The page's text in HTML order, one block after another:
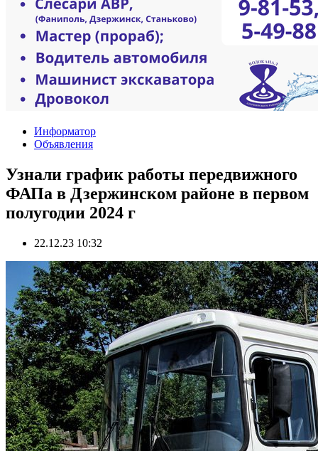
Информатор
Объявления
Узнали график работы передвижного
ФАПа в Дзержинском районе в первом
полугодии 2024 г
22.12.23 10:32